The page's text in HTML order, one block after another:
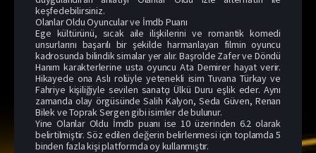
keşfedebilirsiniz.
Olanlar Oldu Oyuncular ve İmdb Puanı
Ege kültürünü, sıcak aile ilişkilerini ve romantik komedi
unsurlarını başarılı bir şekilde harmanlayan filmin oyuncu
kadrosunda bilindik simalar yer alır. Başrolde Zafer ve Döndü
Hanım karakterlerine usta oyuncu Ata Demirer hayat verir.
Hikayede ona Aslı rolüyle yetenekli isim Tuvana Türkay ve
Fahriye kişiliğiyle sevilen sanatçı Ülkü Duru eşlik eder. Aynı
zamanda olay örgüsünde Salih Kalyon, Seda Güven, Renan
Bilek ve Toprak Sergen gibi isimler de bulunur.
Yine Olanlar Oldu İmdb puanı ise 10 üzerinden 6.2 olarak
belirtilmiştir. Söz edilen değerin belirlenmesi için toplamda 5
binden fazla kişi platformda oy kullanmıştır.